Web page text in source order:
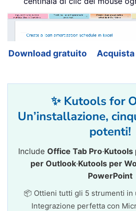
Download gratuito Acquista
✨ Kutools for
Un’installazione,
potenti!
Include Office Tab Pro·Kutools
per Outlook·Kutools per
PowerPoint
📦 Ottieni tutti gli 5 strumenti in
Integrazione perfetta con